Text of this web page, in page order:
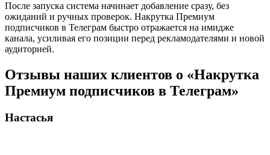
После запуска система начинает добавление сразу, без
ожиданий и ручных проверок. Накрутка Премиум
подписчиков в Телеграм быстро отражается на имидже
канала, усиливая его позиции перед рекламодателями и новой
аудиторией.
Отзывы наших клиентов о «Накрутка
Премиум подписчиков в Телеграм»
Настасья